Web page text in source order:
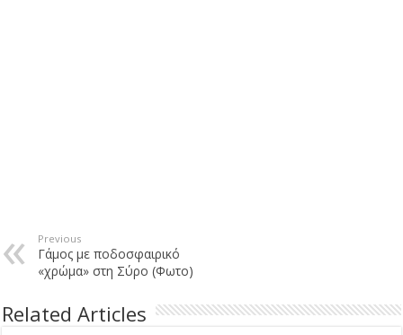
Previous
Γάμος με ποδοσφαιρικό
«χρώμα» στη Σύρο (Φωτο)
Related Articles